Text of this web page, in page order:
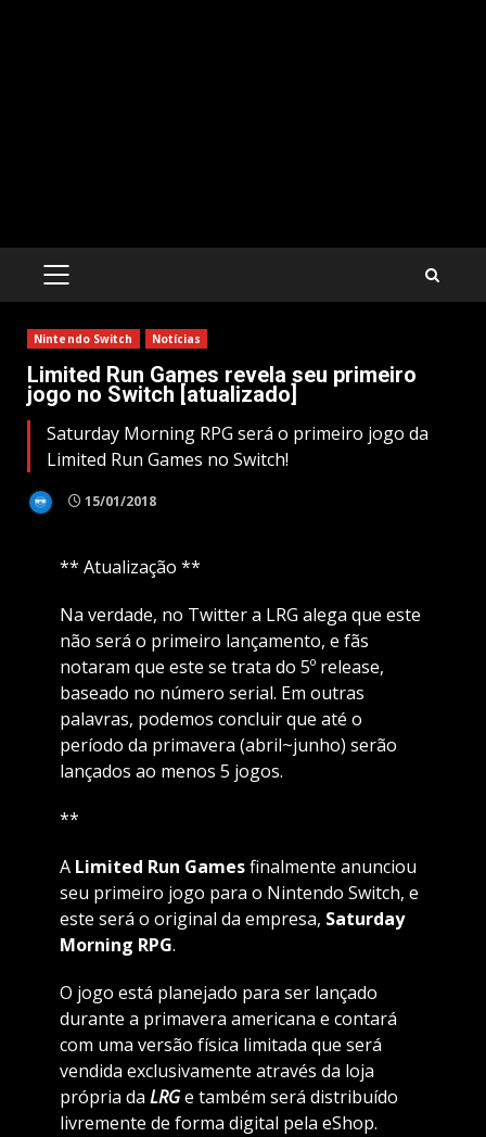
PRIMARY
Nintendo Switch Notícias
Limited Run Games revela seu primeiro
jogo no Switch [atualizado]
Saturday Morning RPG será o primeiro jogo da
Limited Run Games no Switch!
15/01/2018
** Atualização **
Na verdade, no Twitter a LRG alega que este
não será o primeiro lançamento, e fãs
notaram que este se trata do 5º release,
baseado no número serial. Em outras
palavras, podemos concluir que até o
período da primavera (abril~junho) serão
lançados ao menos 5 jogos.
**
A Limited Run Gamesfinalmente anunciou
seu primeiro jogo para o Nintendo Switch, e
este será o original da empresa, Saturday
Morning RPG.
O jogo está planejado para ser lançado
durante a primavera americana e contará
com uma versão física limitada que será
vendida exclusivamente através da loja
própria da LRGe também será distribuído
livremente de forma digital pela eShop.